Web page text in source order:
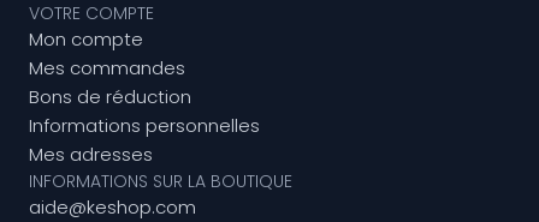
VOTRE COMPTE
Mon compte
Mes commandes
Bons de réduction
Informations personnelles
Mes adresses
INFORMATIONS SUR LA BOUTIQUE
aide@keshop.com